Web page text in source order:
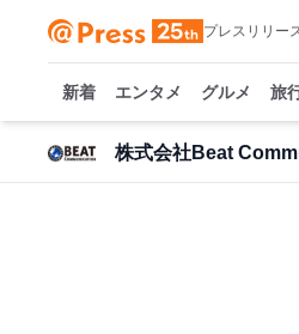
プレスリリー
新着 エンタメ グルメ 旅
株式会社Beat